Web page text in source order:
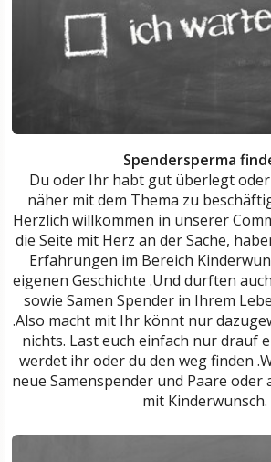
Spendersperma
Du oder Ihr habt gut überlegt
näher mit dem Thema zu
Herzlich willkommen in unserer
die Seite mit Herz an der Sache,
Erfahrungen im Bereich
eigenen Geschichte .Und durften
sowie Samen Spender in Ihrem
.Also macht mit Ihr könnt nur
nichts. Last euch einfach nur drauf
werdet ihr oder du den weg finden
neue Samenspender und Paare oder
mit Kinderwunsch.